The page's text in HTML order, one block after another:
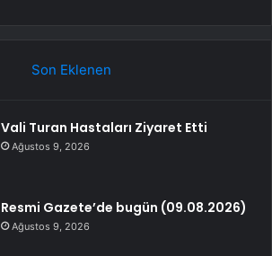
Son Eklenen
Vali Turan Hastaları Ziyaret Etti
Ağustos 9, 2026
Resmi Gazete’de bugün (09.08.2026)
Ağustos 9, 2026